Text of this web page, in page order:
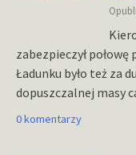
zabezpieczył
Ładunku było też za
dopuszczalnej masy
0 komentarzy